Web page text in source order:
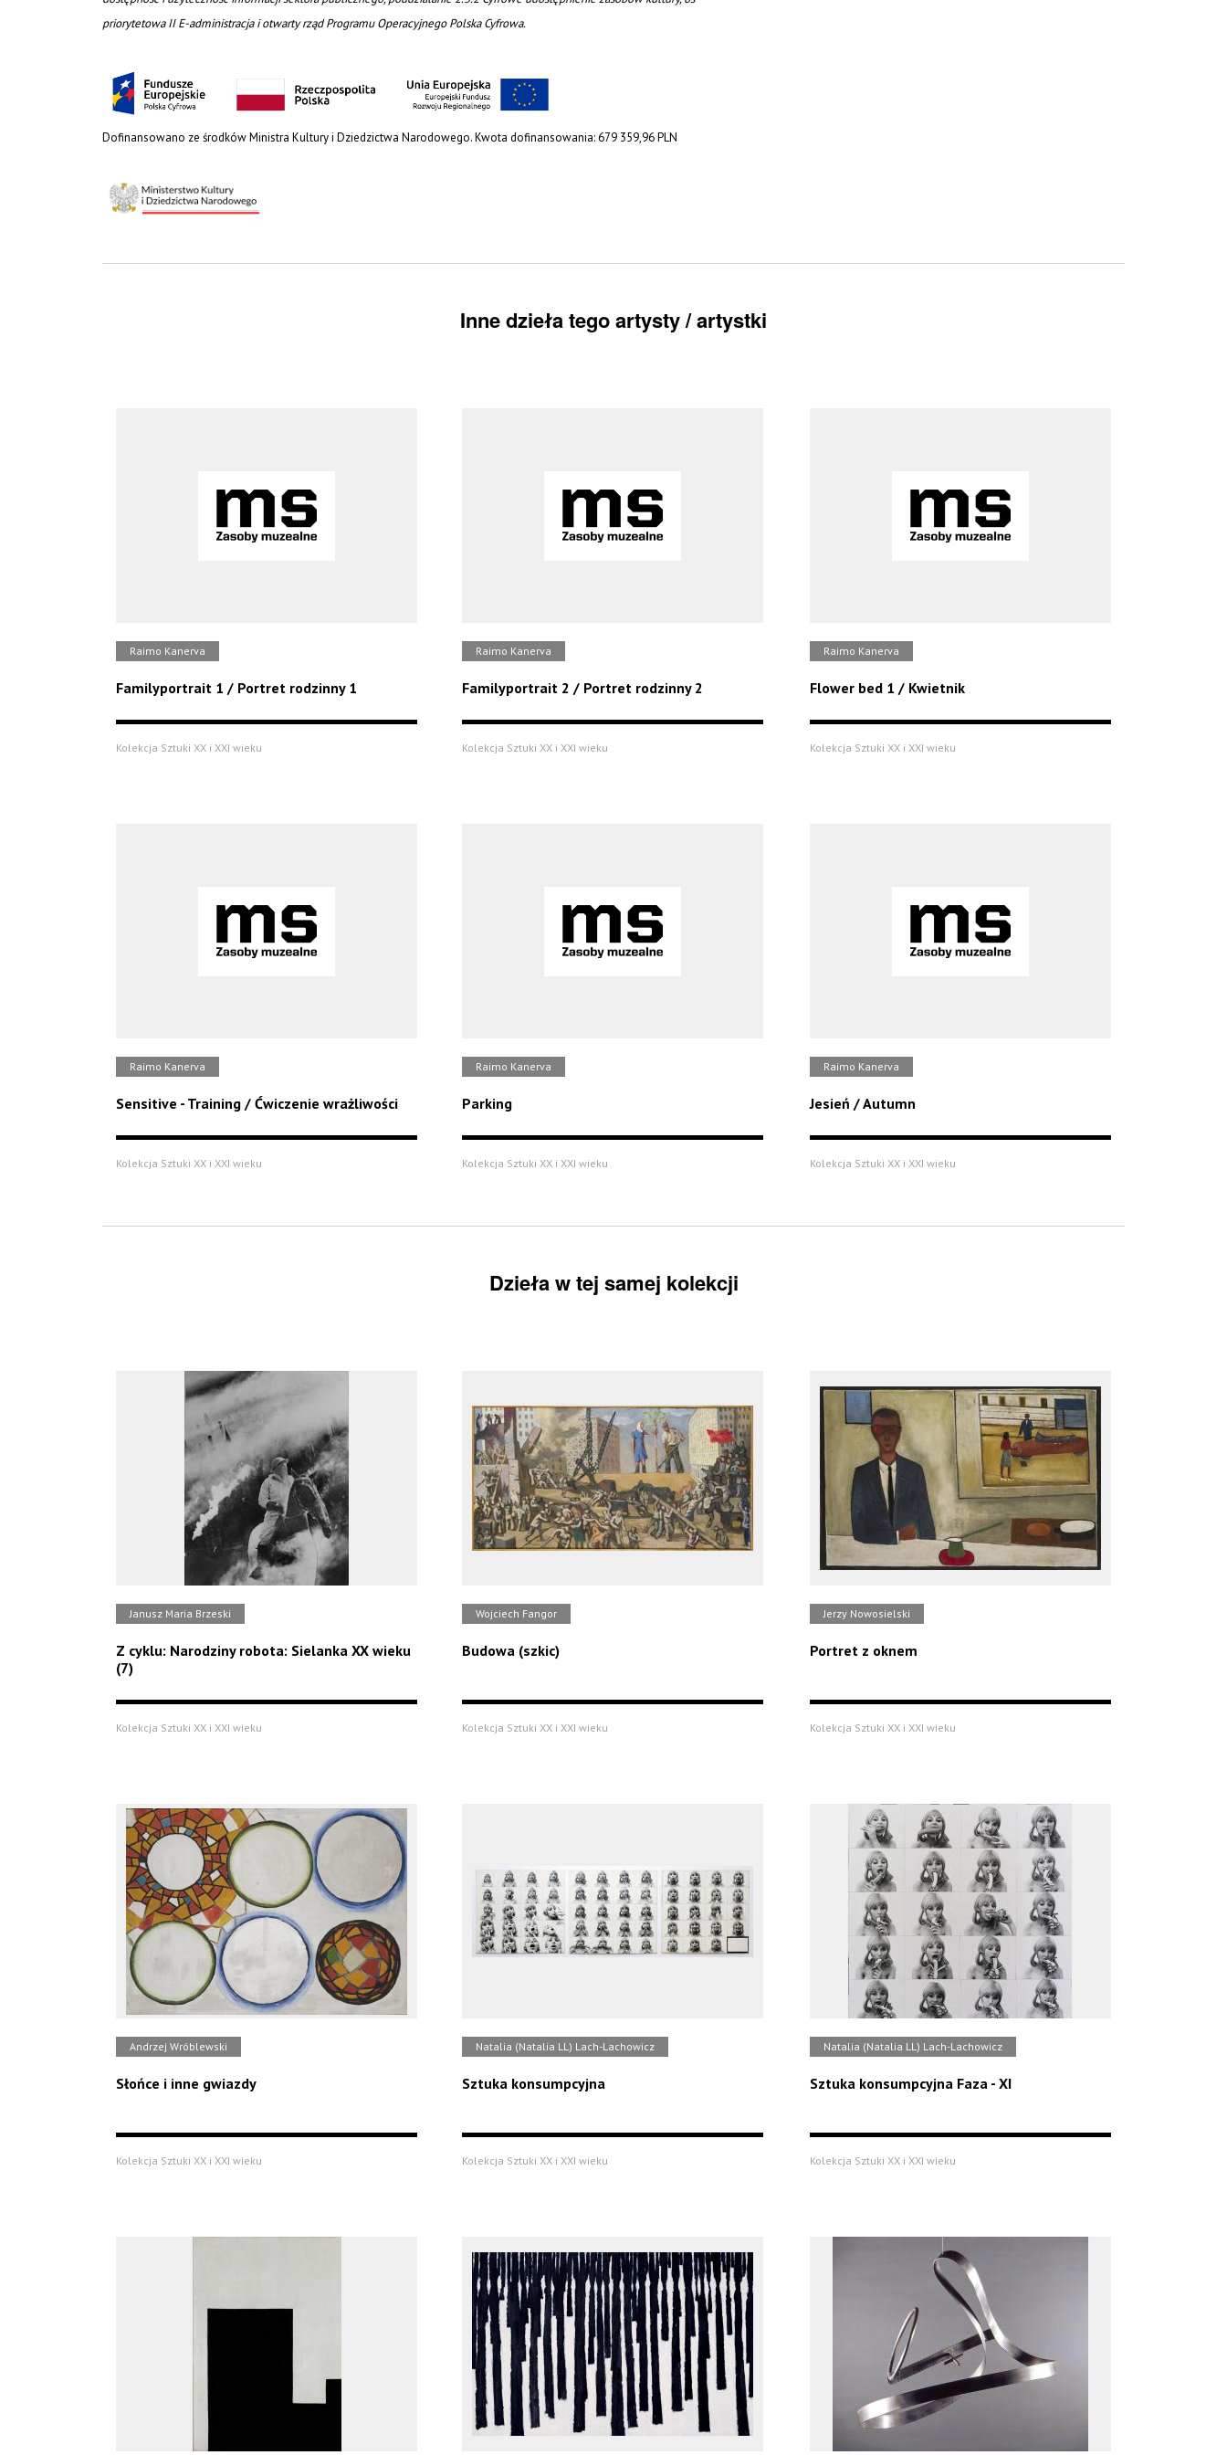
priorytetowa II E-administracja i otwarty rząd Programu Operacyjnego Polska Cyfrowa.
Dofinansowano ze środków Ministra Kultury i Dziedzictwa Narodowego. Kwota dofinansowania: 679 359,96 PLN
Inne dzieła tego artysty / artystki
Raimo Kanerva
Familyportrait 1 / Portret rodzinny 1
Kolekcja Sztuki XX i XXI wieku
Raimo Kanerva
Familyportrait 2 / Portret rodzinny 2
Kolekcja Sztuki XX i XXI wieku
Raimo Kanerva
Flower bed 1 / Kwietnik
Kolekcja Sztuki XX i XXI wieku
Raimo Kanerva
Sensitive - Training / Ćwiczenie wrażliwości
Kolekcja Sztuki XX i XXI wieku
Raimo Kanerva
Parking
Kolekcja Sztuki XX i XXI wieku
Raimo Kanerva
Jesień / Autumn
Kolekcja Sztuki XX i XXI wieku
Dzieła w tej samej kolekcji
Janusz Maria Brzeski
Z cyklu: Narodziny robota: Sielanka XX wieku
(7)
Kolekcja Sztuki XX i XXI wieku
Wojciech Fangor
Budowa (szkic)
Kolekcja Sztuki XX i XXI wieku
Jerzy Nowosielski
Portret z oknem
Kolekcja Sztuki XX i XXI wieku
Andrzej Wróblewski
Słońce i inne gwiazdy
Kolekcja Sztuki XX i XXI wieku
Natalia (Natalia LL) Lach-Lachowicz
Sztuka konsumpcyjna
Kolekcja Sztuki XX i XXI wieku
Natalia (Natalia LL) Lach-Lachowicz
Sztuka konsumpcyjna Faza - XI
Kolekcja Sztuki XX i XXI wieku